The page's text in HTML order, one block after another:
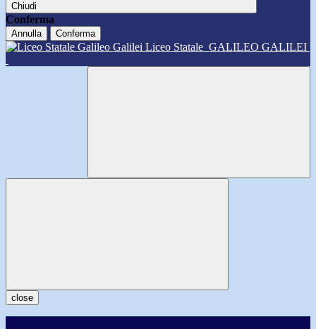
Chiudi
Conferma
Annulla Conferma
Liceo Statale GALILEO GALILEI
close